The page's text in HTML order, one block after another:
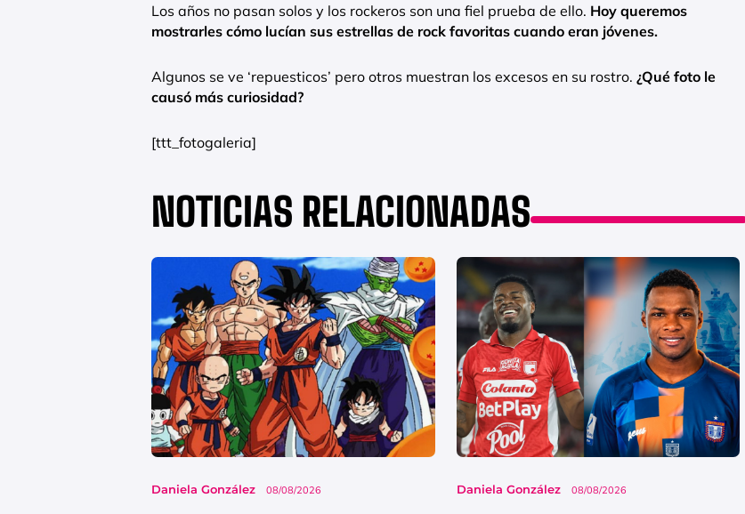
Los años no pasan solos y los rockeros son una fiel prueba de ello. Hoy queremos
mostrarles cómo lucían sus estrellas de rock favoritas cuando eran jóvenes.
Algunos se ve ‘repuesticos’ pero otros muestran los excesos en su rostro. ¿Qué foto le
causó más curiosidad?
[ttt_fotogaleria]
NOTICIAS RELACIONADAS
Daniela González 08/08/2026 Daniela González 08/08/2026